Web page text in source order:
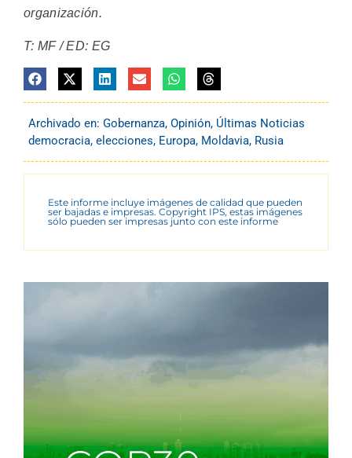
organización.
T: MF / ED: EG
Archivado en: Gobernanza, Opinión, Últimas Noticias
democracia, elecciones, Europa, Moldavia, Rusia
Este informe incluye imágenes de calidad que pueden
ser bajadas e impresas. Copyright IPS, estas imágenes
sólo pueden ser impresas junto con este informe